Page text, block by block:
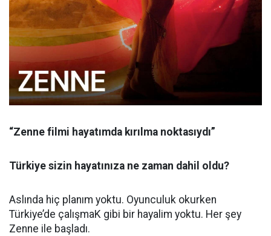
“Zenne filmi hayatımda kırılma noktasıydı”
Türkiye sizin hayatınıza ne zaman dahil oldu?
Aslında hiç planım yoktu. Oyunculuk okurken
Türkiye’de çalışmaK gibi bir hayalim yoktu. Her şey
Zenne ile başladı.